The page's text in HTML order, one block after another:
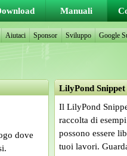
dove
LilyPond
Il LilyPond
raccolta di
possono essere
tuoi lavori.
Manuali
Aiutaci Sponsor Sviluppo
Google